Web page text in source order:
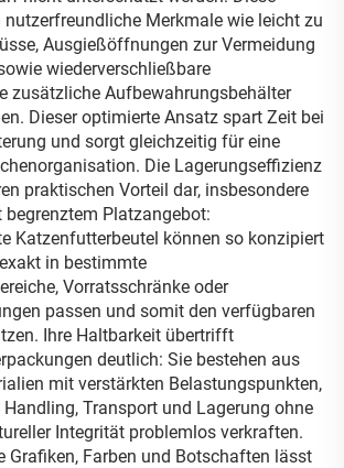
nutzerfreundliche Merkmale wie leicht zu
Ausgießöffnungen zur Vermeidung
wiederverschließbare
zusätzliche Aufbewahrungsbehälter
Dieser optimierte Ansatz spart Zeit bei
und sorgt gleichzeitig für eine
Die Lagerungseffizienz
praktischen Vorteil dar, insbesondere
Platzangebot:
Katzenfutterbeutel können so konzipiert
in bestimmte
Vorratsschränke oder
passen und somit den verfügbaren
Ihre Haltbarkeit übertrifft
deutlich: Sie bestehen aus
mit verstärkten Belastungspunkten,
Transport und Lagerung ohne
Integrität problemlos verkraften.
Grafiken, Farben und Botschaften lässt